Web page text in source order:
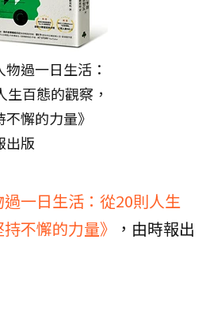
物過一日生活：
生百態的觀察，
懈的力量》
出版
過一日生活：從20則人生
不懈的力量》
，由時報出